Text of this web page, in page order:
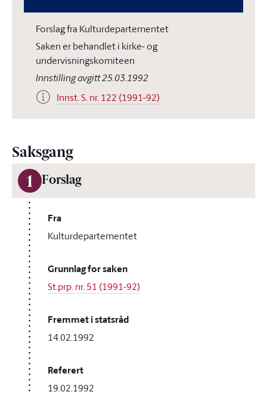
Forslag fra Kulturdepartementet
Saken er behandlet i kirke- og
undervisningskomiteen
Innstilling avgitt 25.03.1992
Innst. S. nr. 122 (1991-92)
Saksgang
1 Forslag
Fra
Kulturdepartementet
Grunnlag for saken
St.prp. nr. 51 (1991-92)
Fremmet i statsråd
14.02.1992
Referert
19.02.1992